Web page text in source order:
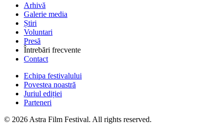
Arhivă
Galerie media
Știri
Voluntari
Presă
Întrebări frecvente
Contact
Echipa festivalului
Povestea noastră
Juriul ediției
Parteneri
© 2026 Astra Film Festival. All rights reserved.